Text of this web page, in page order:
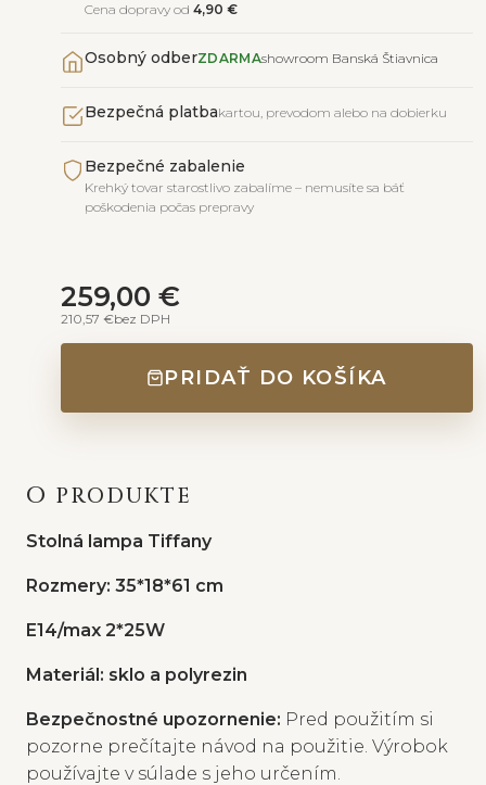
Cena dopravy od 4,90 €
Osobný odberZDARMAshowroom Banská Štiavnica
Bezpečná platbakartou, prevodom alebo na dobierku
Bezpečné zabalenie
Krehký tovar starostlivo zabalíme – nemusíte sa báť
poškodenia počas prepravy
259,00 €
210,57 €bez DPH
PRIDAŤ DO KOŠÍKA
O PRODUKTE
Stolná lampa Tiffany
Rozmery: 35*18*61 cm
E14/max 2*25W
Materiál: sklo a polyrezin
Bezpečnostné upozornenie: Pred použitím si
pozorne prečítajte návod na použitie. Výrobok
používajte v súlade s jeho určením.